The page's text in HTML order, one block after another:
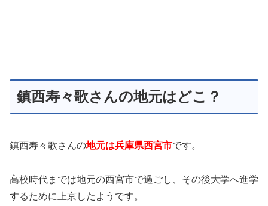
鎮西寿々歌さんの地元はどこ？
鎮西寿々歌さんの地元は兵庫県西宮市です。
高校時代までは地元の西宮市で過ごし、その後大学へ進学
するために上京したようです。